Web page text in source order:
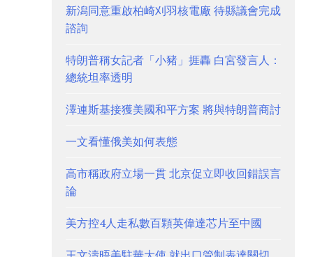
新潟同意重啟柏崎刈羽核電廠 待縣議會完成
諮詢
特朗普稱女記者「小豬」捱轟 白宮發言人：
總統坦率透明
澤連斯基接獲美國和平方案 將與特朗普商討
一文看懂俄美如何表態
高市稱政府立場一貫 北京促立即收回錯誤言
論
美方控4人走私數百顆英偉達芯片至中國